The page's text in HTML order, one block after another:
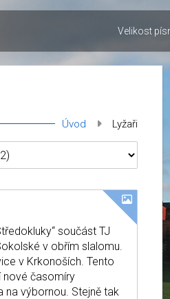
součást TJ
v obřím slalomu.
v Krkonoších. Tento
nové časomíry
výbornou. Stejně tak
Úvod Lyžaři
Velikost